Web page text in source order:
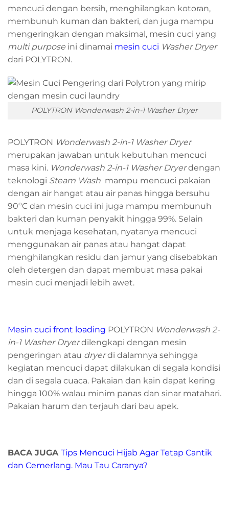
mencuci dengan bersih, menghilangkan kotoran,
membunuh kuman dan bakteri, dan juga mampu
mengeringkan dengan maksimal, mesin cuci yang
multi purpose ini dinamai mesin cuci Washer Dryer
dari POLYTRON.
POLYTRON Wonderwash 2-in-1 Washer Dryer
POLYTRON Wonderwash 2-in-1 Washer Dryer
merupakan jawaban untuk kebutuhan mencuci
masa kini. Wonderwash 2-in-1 Washer Dryerdengan
teknologi Steam Wash mampu mencuci pakaian
dengan air hangat atau air panas hingga bersuhu
90ºC dan mesin cuci ini juga mampu membunuh
bakteri dan kuman penyakit hingga 99%. Selain
untuk menjaga kesehatan, nyatanya mencuci
menggunakan air panas atau hangat dapat
menghilangkan residu dan jamur yang disebabkan
oleh detergen dan dapat membuat masa pakai
mesin cuci menjadi lebih awet.
Mesin cuci front loading POLYTRON Wonderwash 2-
in-1 Washer Dryerdilengkapi dengan mesin
pengeringan atau dryerdi dalamnya sehingga
kegiatan mencuci dapat dilakukan di segala kondisi
dan di segala cuaca. Pakaian dan kain dapat kering
hingga 100% walau minim panas dan sinar matahari.
Pakaian harum dan terjauh dari bau apek.
BACA JUGA Tips Mencuci Hijab Agar Tetap Cantik
dan Cemerlang. Mau Tau Caranya?